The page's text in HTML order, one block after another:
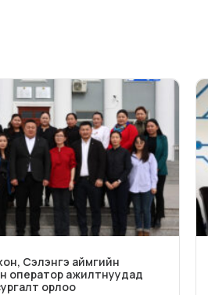
Сэлэнгэ аймгийн
оператор ажилтнуудад
орлоо